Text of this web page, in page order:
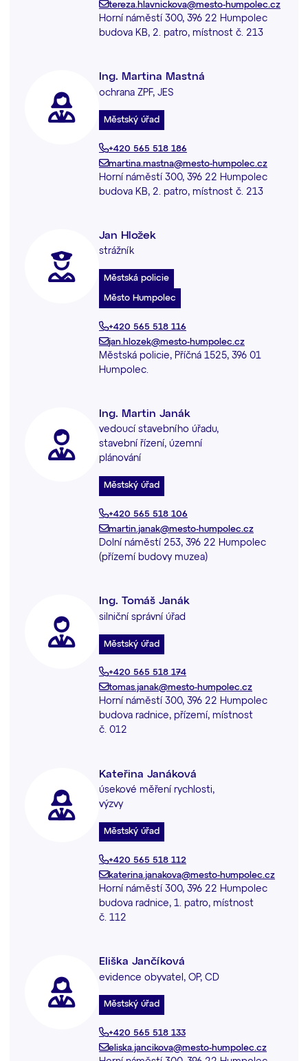
tereza.hlavnickova@mesto-humpolec.cz
Horní náměstí 300, 396 22 Humpolec
budova KB, 2. patro, místnost č. 213
Ing. Martina Mastná
ochrana ZPF, JES
Městský úřad
+420 565 518 186
martina.mastna@mesto-humpolec.cz
Horní náměstí 300, 396 22 Humpolec
budova KB, 2. patro, místnost č. 213
Jan Hložek
strážník
Městská policie
Město Humpolec
+420 565 518 116
jan.hlozek@mesto-humpolec.cz
Městská policie, Příčná 1525, 396 01
Humpolec.
Ing. Martin Janák
vedoucí stavebního úřadu,
stavební řízení, územní
plánování
Městský úřad
+420 565 518 106
martin.janak@mesto-humpolec.cz
Dolní náměstí 253, 396 22 Humpolec
(přízemí budovy muzea)
Ing. Tomáš Janák
silniční správní úřad
Městský úřad
+420 565 518 174
tomas.janak@mesto-humpolec.cz
Horní náměstí 300, 396 22 Humpolec
budova radnice, přízemí, místnost
č. 012
Kateřina Janáková
úsekové měření rychlosti,
výzvy
Městský úřad
+420 565 518 112
katerina.janakova@mesto-humpolec.cz
Horní náměstí 300, 396 22 Humpolec
budova radnice, 1. patro, místnost
č. 112
Eliška Jančíková
evidence obyvatel, OP, CD
Městský úřad
+420 565 518 133
eliska.jancikova@mesto-humpolec.cz